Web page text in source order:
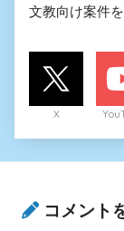
文教向け案件
X
コメント